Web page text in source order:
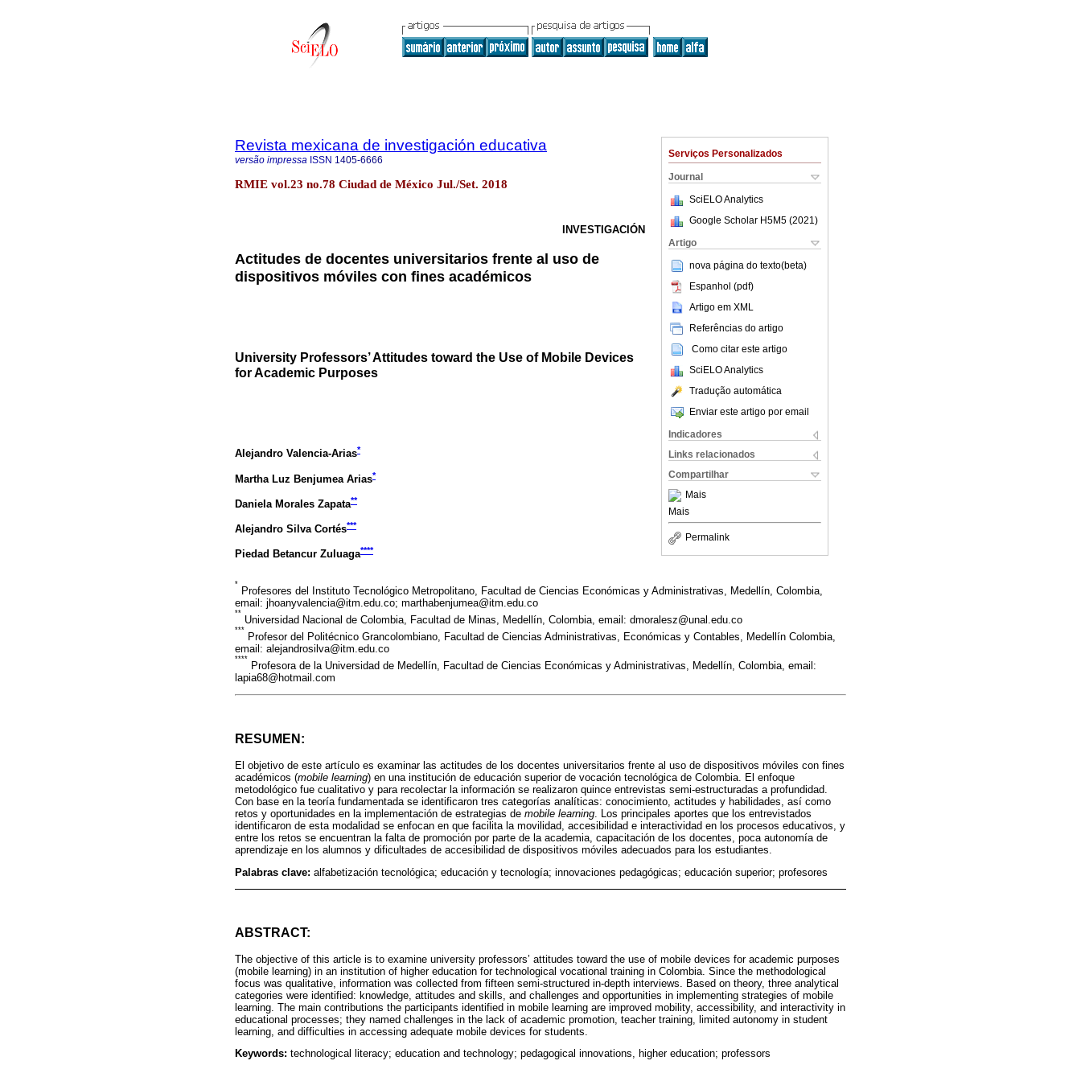
Serviços Personalizados
Journal
SciELO Analytics
Google Scholar H5M5 (2021 )
Artigo
nova página do texto(beta)
Espanhol (pdf)
Artigo em XML
Referências do artigo
Como citar este artigo
SciELO Analytics
Tradução automática
Enviar este artigo por email
Indicadores
Links relacionados
Compartilhar
Mais
Mais
Permalink
Revista mexicana de investigación educativa
versão impressa ISSN 1405-6666
RMIE vol.23 no.78 Ciudad de México Jul./Set. 2018
INVESTIGACIÓN
Actitudes de docentes universitarios frente al uso de
dispositivos móviles con fines académicos
University Professors’ Attitudes toward the Use of Mobile Devices
for Academic Purposes
Alejandro Valencia-Arias*
Martha Luz Benjumea Arias*
Daniela Morales Zapata**
Alejandro Silva Cortés***
Piedad Betancur Zuluaga****
*
Profesores del Instituto Tecnológico Metropolitano, Facultad de Ciencias Económicas y Administrativas, Medellín, Colombia,
email: jhoanyvalencia@itm.edu.co; marthabenjumea@itm.edu.co
**
Universidad Nacional de Colombia, Facultad de Minas, Medellín, Colombia, email: dmoralesz@unal.edu.co
***
Profesor del Politécnico Grancolombiano, Facultad de Ciencias Administrativas, Económicas y Contables, Medellín Colombia,
email: alejandrosilva@itm.edu.co
****
Profesora de la Universidad de Medellín, Facultad de Ciencias Económicas y Administrativas, Medellín, Colombia, email:
lapia68@hotmail.com
RESUMEN:
El objetivo de este artículo es examinar las actitudes de los docentes universitarios frente al uso de dispositivos móviles con fines
académicos (mobile learning) en una institución de educación superior de vocación tecnológica de Colombia. El enfoque
metodológico fue cualitativo y para recolectar la información se realizaron quince entrevistas semi-estructuradas a profundidad.
Con base en la teoría fundamentada se identificaron tres categorías analíticas: conocimiento, actitudes y habilidades, así como
retos y oportunidades en la implementación de estrategias de mobile learning. Los principales aportes que los entrevistados
identificaron de esta modalidad se enfocan en que facilita la movilidad, accesibilidad e interactividad en los procesos educativos, y
entre los retos se encuentran la falta de promoción por parte de la academia, capacitación de los docentes, poca autonomía de
aprendizaje en los alumnos y dificultades de accesibilidad de dispositivos móviles adecuados para los estudiantes.
Palabras clave: alfabetización tecnológica; educación y tecnología; innovaciones pedagógicas; educación superior; profesores
ABSTRACT:
The objective of this article is to examine university professors’ attitudes toward the use of mobile devices for academic purposes
(mobile learning) in an institution of higher education for technological vocational training in Colombia. Since the methodological
focus was qualitative, information was collected from fifteen semi-structured in-depth interviews. Based on theory, three analytical
categories were identified: knowledge, attitudes and skills, and challenges and opportunities in implementing strategies of mobile
learning. The main contributions the participants identified in mobile learning are improved mobility, accessibility, and interactivity in
educational processes; they named challenges in the lack of academic promotion, teacher training, limited autonomy in student
learning, and difficulties in accessing adequate mobile devices for students.
Keywords: technological literacy; education and technology; pedagogical innovations, higher education; professors